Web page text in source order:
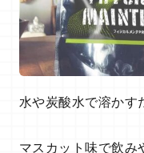
水や炭酸水で溶かす
マスカット味で飲み